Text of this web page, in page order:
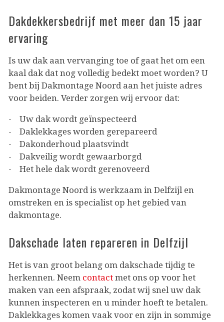
Dakdekkersbedrijf met meer dan 15 jaar
ervaring
Is uw dak aan vervanging toe of gaat het om een
kaal dak dat nog volledig bedekt moet worden? U
bent bij Dakmontage Noord aan het juiste adres
voor beiden. Verder zorgen wij ervoor dat:
- Uw dak wordt geïnspecteerd
- Daklekkages worden gerepareerd
- Dakonderhoud plaatsvindt
- Dakveilig wordt gewaarborgd
- Het hele dak wordt gerenoveerd
Dakmontage Noord is werkzaam in Delfzijl en
omstreken en is specialist op het gebied van
dakmontage.
Dakschade laten repareren in Delfzijl
Het is van groot belang om dakschade tijdig te
herkennen. Neem contact met ons op voor het
maken van een afspraak, zodat wij snel uw dak
kunnen inspecteren en u minder hoeft te betalen.
Daklekkages komen vaak voor en zijn in sommige